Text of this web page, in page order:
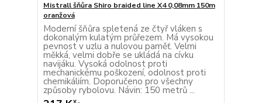
Mistrall šňůra Shiro braided line X4 0,08mm 150m
oranžová
Moderní šňůra spletená ze čtyř vláken s
dokonalým kulatým průřezem. Má vysokou
pevnost v uzlu a nulovou paměť. Velmi
měkká, velmi dobře se ukládá na cívku
navijáku. Vysoká odolnost proti
mechanickému poškození, odolnost proti
chemikáliím. Doporučeno pro všechny
způsoby rybolovu. Návin: 150 metrů ...